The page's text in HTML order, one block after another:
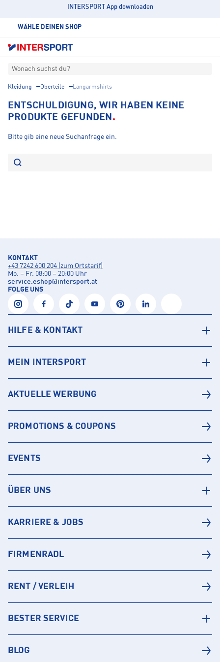
INTERSPORT App downloaden
WÄHLE DEINEN SHOP
Wonach suchst du?
Kleidung Oberteile Langarmshirts
ENTSCHULDIGUNG, WIR HABEN KEINE
PRODUKTE GEFUNDEN
Bitte gib eine neue Suchanfrage ein.
KONTAKT
+43 7242 600 204 (zum Ortstarif)
Mo. – Fr. 08:00 – 20:00 Uhr
service.eshop@intersport.at
FOLGE UNS
HILFE & KONTAKT
MEIN INTERSPORT
AKTUELLE WERBUNG
PROMOTIONS & COUPONS
EVENTS
ÜBER UNS
KARRIERE & JOBS
FIRMENRADL
RENT / VERLEIH
BESTER SERVICE
BLOG